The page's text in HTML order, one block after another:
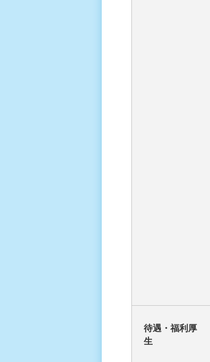
待遇・福利厚
⽣